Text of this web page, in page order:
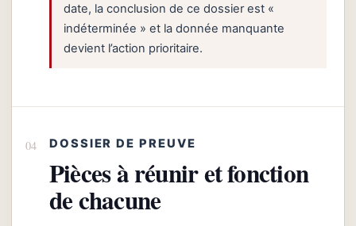
date, la conclusion de ce dossier est «
indéterminée » et la donnée manquante
devient l’action prioritaire.
DOSSIER DE PREUVE
Pièces à réunir et fonction
de chacune